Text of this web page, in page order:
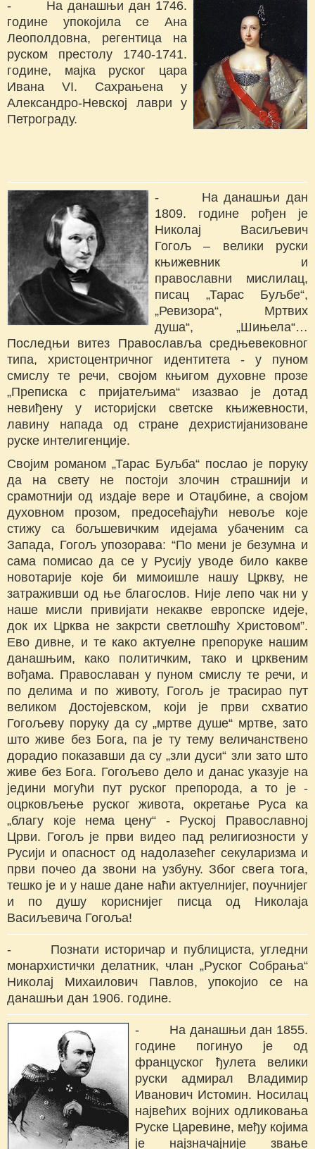
- На данашњи дан 1746.
године упокојила се Ана
Леополдовна, регентица на
руском престолу 1740-1741.
године, мајка руског цара
Ивана VI. Сахрањена у
Александро-Невској лаври у
Петрограду.
- На данашњи дан
1809. године рођен је
Николај Васиљевич
Гогољ – велики руски
књижевник и
православни мислилац,
писац „Тарас Буљбе“,
„Ревизора“, Мртвих
душа“, „Шињела“…
Последњи витез Православља средњевековног
типа, христоцентричног идентитета - у пуном
смислу те речи, својом књигом духовне прозе
„Преписка с пријатељима“ изазвао је дотад
невиђену у историјски светске књижевности,
лавину напада од стране дехристијанизоване
руске интелигенције.
Својим романом „Тарас Буљба“ послао је поруку
да на свету не постоји злочин страшнији и
срамотнији од издаје вере и Отаџбине, а својом
духовном прозом, предосећајући невоље које
стижу са бољшевичким идејама убаченим са
Запада, Гогољ упозорава: “По мени је безумна и
сама помисао да се у Русију уводе било какве
новотарије које би мимоишле нашу Цркву, не
затраживши од ње благослов. Није лепо чак ни у
наше мисли привијати некакве европске идеје,
док их Црква не закрсти светлошћу Христовом”.
Ево дивне, и те како актуелне препоруке нашим
данашњим, како политичким, тако и црквеним
вођама. Православан у пуном смислу те речи, и
по делима и по животу, Гогољ је трасирао пут
великом Достојевском, који је први схватио
Гогољеву поруку да су „мртве душе“ мртве, зато
што живе без Бога, па је ту тему величанствено
дорадио показавши да су „зли дуси“ зли зато што
живе без Бога. Гогољево дело и данас указује на
једини могући пут руског препорода, а то је -
оцрковљење руског живота, окретање Руса ка
„благу које нема цену“ - Руској Православној
Црви. Гогољ је први видео пад религиозности у
Русији и опасност од надолазећег секуларизма и
први почео да звони на узбуну. Због свега тога,
тешко је и у наше дане наћи актуелнијег, поучнијег
и по душу кориснијег писца од Николаја
Васиљевича Гогоља!
- Познати историчар и публициста, угледни
монархистички делатник, члан „Руског Собрања“
Николај Михаилович Павлов, упокојио се на
данашњи дан 1906. године.
- На данашњи дан 1855.
године погинуо је од
француског ђулета велики
руски адмирал Владимир
Иванович Истомин. Носилац
највећих војних одликовања
Руске Царевине, међу којима
је најзначајније звање